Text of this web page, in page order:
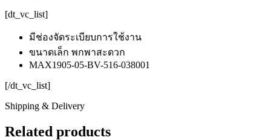
[dt_vc_list]
มีช่องจัดระเบียบการใช้งาน
ขนาดเล็ก พกพาสะดวก
MAX1905-05-BV-516-038001
[/dt_vc_list]
Shipping & Delivery
Related products